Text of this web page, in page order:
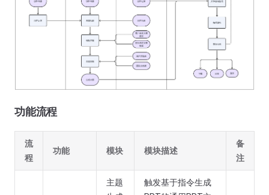
功能流程
流
程
功能 模块 模块描述
备
注
主题
触发基于指令生成